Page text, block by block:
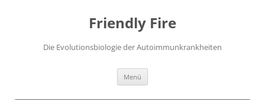
Friendly Fire
Die Evolutionsbiologie der Autoimmunkrankheiten
Menü